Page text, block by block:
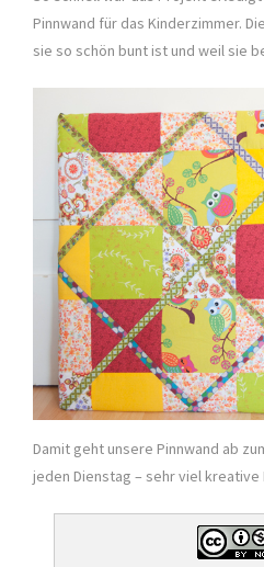
Pinnwand für das Kinderzimmer.
sie so schön bunt ist und weil sie
Damit geht unsere Pinnwand ab
jeden Dienstag – sehr viel